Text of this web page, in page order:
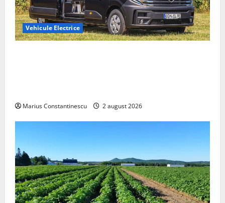
Vehicule Electrice
Marius Constantinescu 2 august 2026